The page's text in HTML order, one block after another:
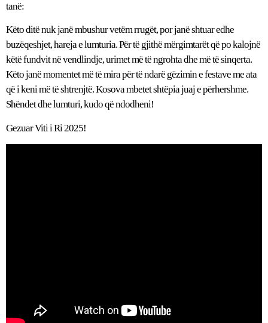
tanë:
Këto ditë nuk janë mbushur vetëm rrugët, por janë shtuar edhe
buzëqeshjet, hareja e lumturia. Për të gjithë mërgimtarët që po kalojnë
këtë fundvit në vendlindje, urimet më të ngrohta dhe më të sinqerta.
Këto janë momentet më të mira për të ndarë gëzimin e festave me ata
që i keni më të shtrenjtë. Kosova mbetet shtëpia juaj e përhershme.
Shëndet dhe lumturi, kudo që ndodheni!
Gezuar Viti i Ri 2025!